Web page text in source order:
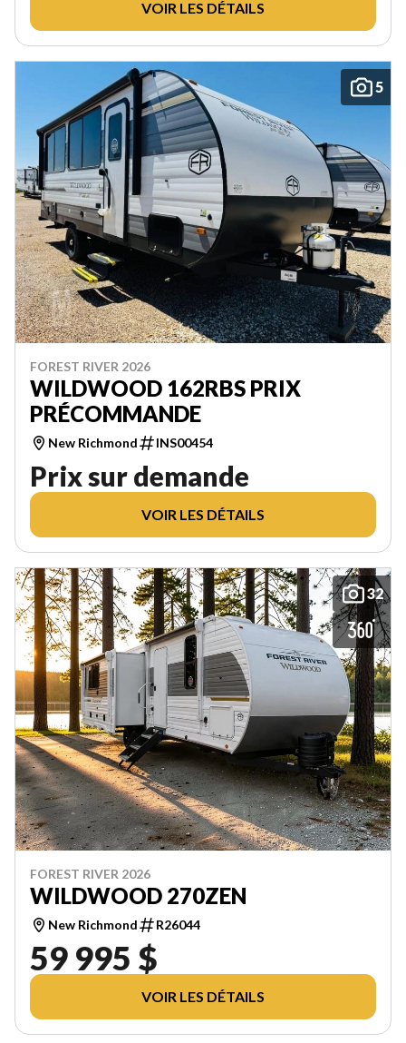
VOIR LES DÉTAILS
5
FOREST RIVER 2026
WILDWOOD 162RBS PRIX
PRÉCOMMANDE
New Richmond INS00454
Prix sur demande
VOIR LES DÉTAILS
32
FOREST RIVER 2026
WILDWOOD 270ZEN
New Richmond R26044
59 995 $
VOIR LES DÉTAILS